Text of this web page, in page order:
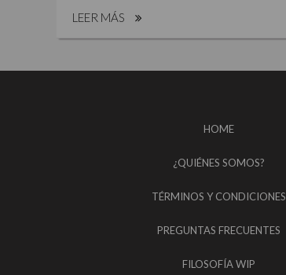
LEER MÁS
HOME
¿QUIÉNES SOMOS?
TÉRMINOS Y CONDICIONES
PREGUNTAS FRECUENTES
FILOSOFÍA WIP